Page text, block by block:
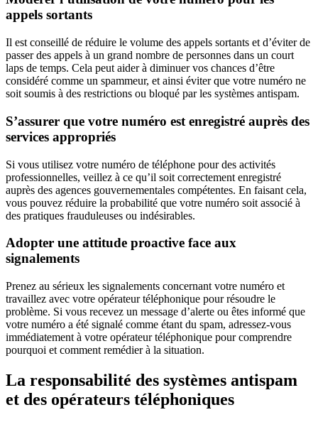
appels sortants
Il est conseillé de réduire le volume des appels sortants et d’éviter de
passer des appels à un grand nombre de personnes dans un court
laps de temps. Cela peut aider à diminuer vos chances d’être
considéré comme un spammeur, et ainsi éviter que votre numéro ne
soit soumis à des restrictions ou bloqué par les systèmes antispam.
S’assurer que votre numéro est enregistré auprès des
services appropriés
Si vous utilisez votre numéro de téléphone pour des activités
professionnelles, veillez à ce qu’il soit correctement enregistré
auprès des agences gouvernementales compétentes. En faisant cela,
vous pouvez réduire la probabilité que votre numéro soit associé à
des pratiques frauduleuses ou indésirables.
Adopter une attitude proactive face aux
signalements
Prenez au sérieux les signalements concernant votre numéro et
travaillez avec votre opérateur téléphonique pour résoudre le
problème. Si vous recevez un message d’alerte ou êtes informé que
votre numéro a été signalé comme étant du spam, adressez-vous
immédiatement à votre opérateur téléphonique pour comprendre
pourquoi et comment remédier à la situation.
La responsabilité des systèmes antispam
et des opérateurs téléphoniques